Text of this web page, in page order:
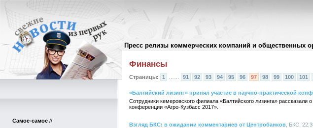
Пресс релизы коммерческих компаний и общественных
Самое-самое //
Архив пресс-релизов//
Финансы
Страницы: 1 91 92 93 94 95 96 97 98 99 100 101
«Балтийский лизинг» принял участие в научно-практической
Сотрудники кемеровского филиала «Балтийского лизинга»
конференции «Агро-Кузбасс 2017».
Взгляд БКС: в ожидании комментариев от Центробанков , БКС,